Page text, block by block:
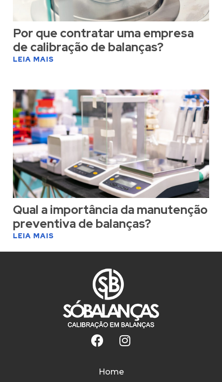
Por que contratar uma empresa
de calibração de balanças?
LEIA MAIS
Qual a importância da manutenção
preventiva de balanças?
LEIA MAIS
Home